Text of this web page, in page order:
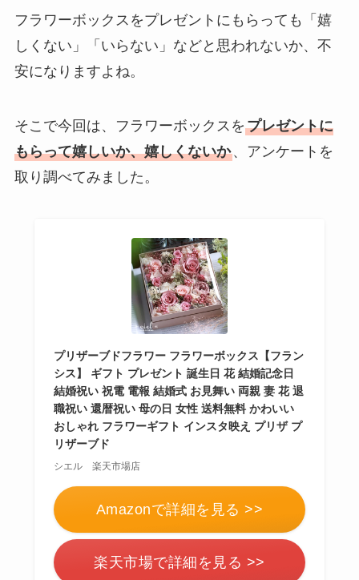
マグカップのプレゼ
ントは嬉しくないし
いらない？男性女性
トは嬉しくない？重
いしもらってもいら
ルのプレゼントは嬉
しくない
におしゃれなブラン
ドは？
ントは嬉しくない
男女のブランドや名
入れはどうする？
トは嬉しくない？セ
ンスいいものや1000
円で買えるのは？
【男女100人回答】
フラワーボックスをプレゼントにもらっても「嬉
しくない」「いらない」などと思われないか、不
安になりますよね。
そこで今回は、フラワーボックスをプレゼントに
もらって嬉しいか、嬉しくないか、アンケートを
取り調べてみました。
プリザーブドフラワー フラワーボックス【フラン
シス】 ギフト プレゼント 誕生日 花 結婚記念日
結婚祝い 祝電 電報 結婚式 お見舞い 両親 妻 花 退
職祝い 還暦祝い 母の日 女性 送料無料 かわいい
おしゃれ フラワーギフト インスタ映え プリザ プ
リザーブド
シエル 楽天市場店
Amazonで詳細を見る >>
楽天市場で詳細を見る >>